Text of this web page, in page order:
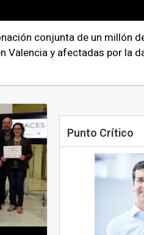
conjunta de un millón
Valencia y afectadas por la
Punto Crítico